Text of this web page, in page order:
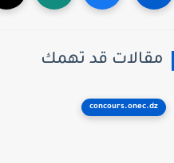
قد تهمك
concours.onec.dz